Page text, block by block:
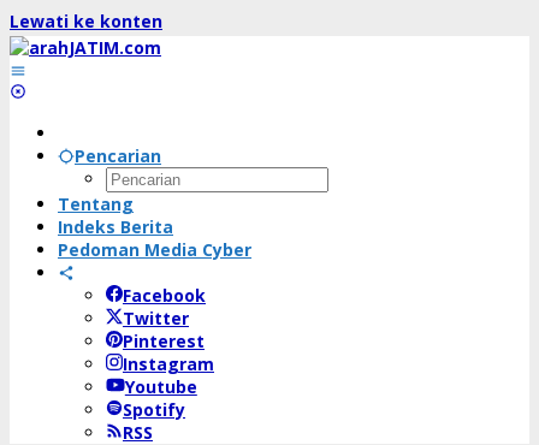
Lewati ke konten
Pencarian
Tentang
Indeks Berita
Pedoman Media Cyber
Facebook
Twitter
Pinterest
Instagram
Youtube
Spotify
RSS